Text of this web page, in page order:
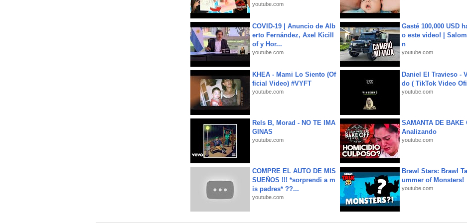
youtube.com
COVID-19 | Anuncio de Alb
erto Fernández, Axel Kicill
of y Hor...
youtube.com
Gasté 100,000 USD
o este video! |
n
youtube.com
KHEA - Mami Lo Siento (Of
ficial Video) #VYFT
youtube.com
Daniel El Travieso -
do ( TikTok Video
youtube.com
Rels B, Morad - NO TE IMA
GINAS
youtube.com
SAMANTA DE BAKE
Analizando
youtube.com
COMPRE EL AUTO DE MIS
SUEÑOS !!! *sorprendi a m
is padres* ??...
youtube.com
Brawl Stars: Brawl
ummer of Monsters!
youtube.com